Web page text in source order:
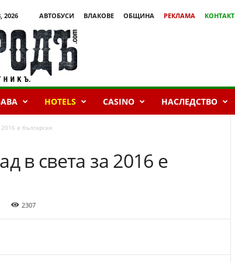
2026 АВТОБУСИ ВЛАКОВЕ ОБЩИНА РЕКЛАМА
КОНТАКТ
HOTELS CASINO НАСЛЕДСТВО
е български
в света за 2016 е
2307